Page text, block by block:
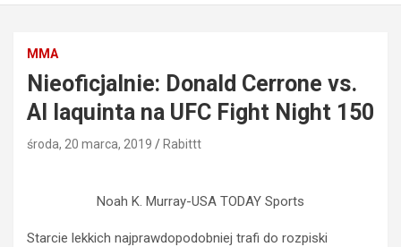
MMA
Nieoficjalnie: Donald Cerrone vs.
Al Iaquinta na UFC Fight Night 150
środa, 20 marca, 2019 Rabittt
Noah K. Murray-USA TODAY Sports
Starcie lekkich najprawdopodobniej trafi do rozpiski